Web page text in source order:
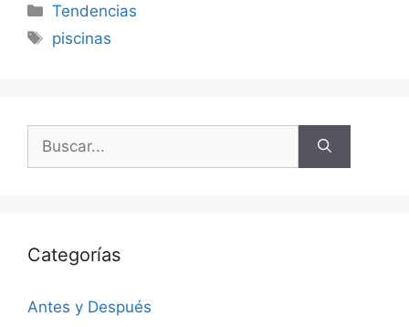
Tendencias
piscinas
Categorías
Antes y Después